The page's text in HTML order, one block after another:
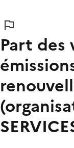
Part des